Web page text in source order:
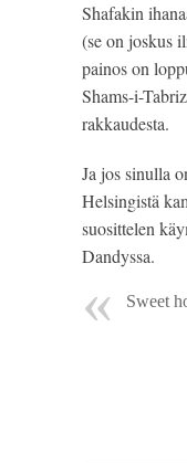
Shafakin
(se on joskus
painos on
Shams-i-
rakkaudesta.
Ja jos sinulla
Helsingistä
suosittelen
Dandyssa.
Sweet